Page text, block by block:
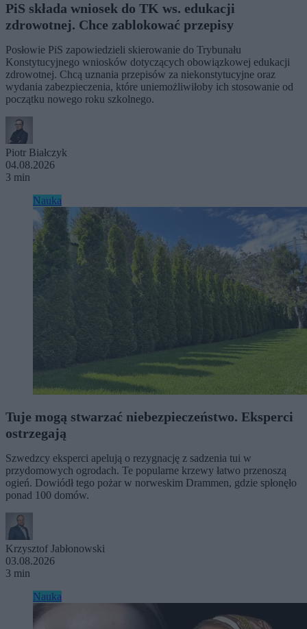
PiS składa wniosek do TK ws. edukacji
zdrowotnej. Chce zablokować przepisy
Posłowie PiS zapowiedzieli skierowanie do Trybunału
Konstytucyjnego wniosków dotyczących obowiązkowej edukacji
zdrowotnej. Chcą uznania przepisów za niekonstytucyjne oraz
wydania zabezpieczenia, które uniemożliwiłoby ich stosowanie od
początku nowego roku szkolnego.
Piotr Białczyk
04.08.2026
3 min
Nauka
Tuje mogą stwarzać niebezpieczeństwo. Eksperci
ostrzegają
Szwedzcy eksperci apelują o rezygnację z sadzenia tui w
przydomowych ogrodach. Te popularne krzewy łatwo przenoszą
ogień. Dowiódł tego pożar w norweskim Drammen, gdzie spłonęło
ponad 100 domów.
Krzysztof Jabłonowski
03.08.2026
3 min
Nauka